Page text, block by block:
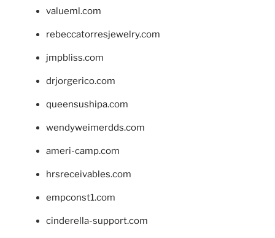
valueml.com
rebeccatorresjewelry.com
jmpbliss.com
drjorgerico.com
queensushipa.com
wendyweimerdds.com
ameri-camp.com
hrsreceivables.com
empconst1.com
cinderella-support.com